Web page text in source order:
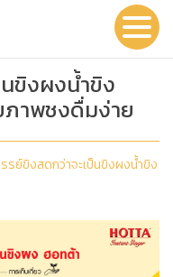
ขิงผงน้ำขิง
าพชงดื่มง่าย
รย์ขิงสดกว่าจะเป็นขิงผงน้ำขิง